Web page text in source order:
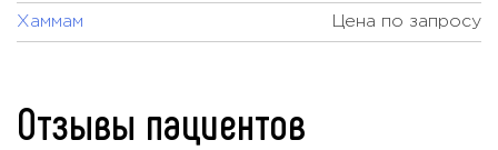
Хаммам Цена по запросу
Отзывы пациентов